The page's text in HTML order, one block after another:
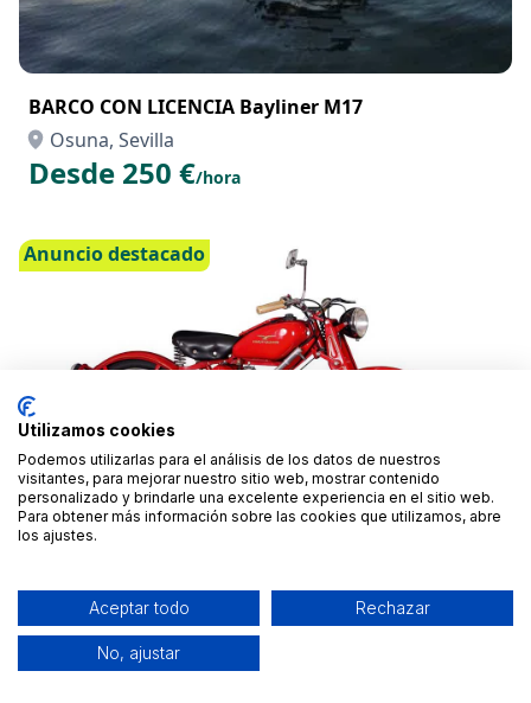
BARCO CON LICENCIA Bayliner M17
Osuna, Sevilla
Desde 250 €/hora
Anuncio destacado
Osuna, Sevilla
Desde 131 €
Utilizamos cookies
Podemos utilizarlas para el análisis de los datos de nuestros
visitantes, para mejorar nuestro sitio web, mostrar contenido
personalizado y brindarle una excelente experiencia en el sitio web.
Para obtener más información sobre las cookies que utilizamos, abre
los ajustes.
Aceptar todo Rechazar
No, ajustar